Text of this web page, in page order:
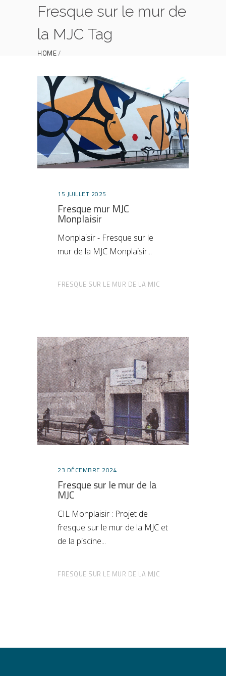
Fresque sur le mur de
la MJC Tag
HOME
MJC"
15 JUILLET 2025
Fresque mur MJC
Monplaisir
Monplaisir - Fresque sur le
mur de la MJC Monplaisir
FRESQUE SUR LE MUR DE LA MJC
23 DÉCEMBRE 2024
Fresque sur le mur de la
MJC
CIL Monplaisir : Projet de
fresque sur le mur de la MJC et
de la piscine
FRESQUE SUR LE MUR DE LA MJC